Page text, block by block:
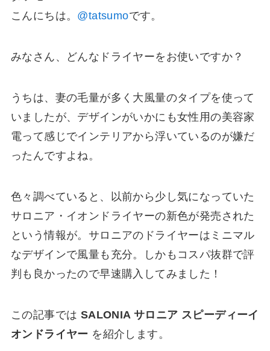
こんにちは。 @tatsumoです。
みなさん、どんなドライヤーをお使いですか？
うちは、妻の毛量が多く大風量のタイプを使って
いましたが、デザインがいかにも女性用の美容家
電って感じでインテリアから浮いているのが嫌だ
ったんですよね。
色々調べていると、以前から少し気になっていた
サロニア・イオンドライヤーの新色が発売された
という情報が。サロニアのドライヤーはミニマル
なデザインで風量も充分。しかもコスパ抜群で評
判も良かったので早速購入してみました！
この記事では SALONIA サロニア スピーディーイ
オンドライヤー を紹介します。